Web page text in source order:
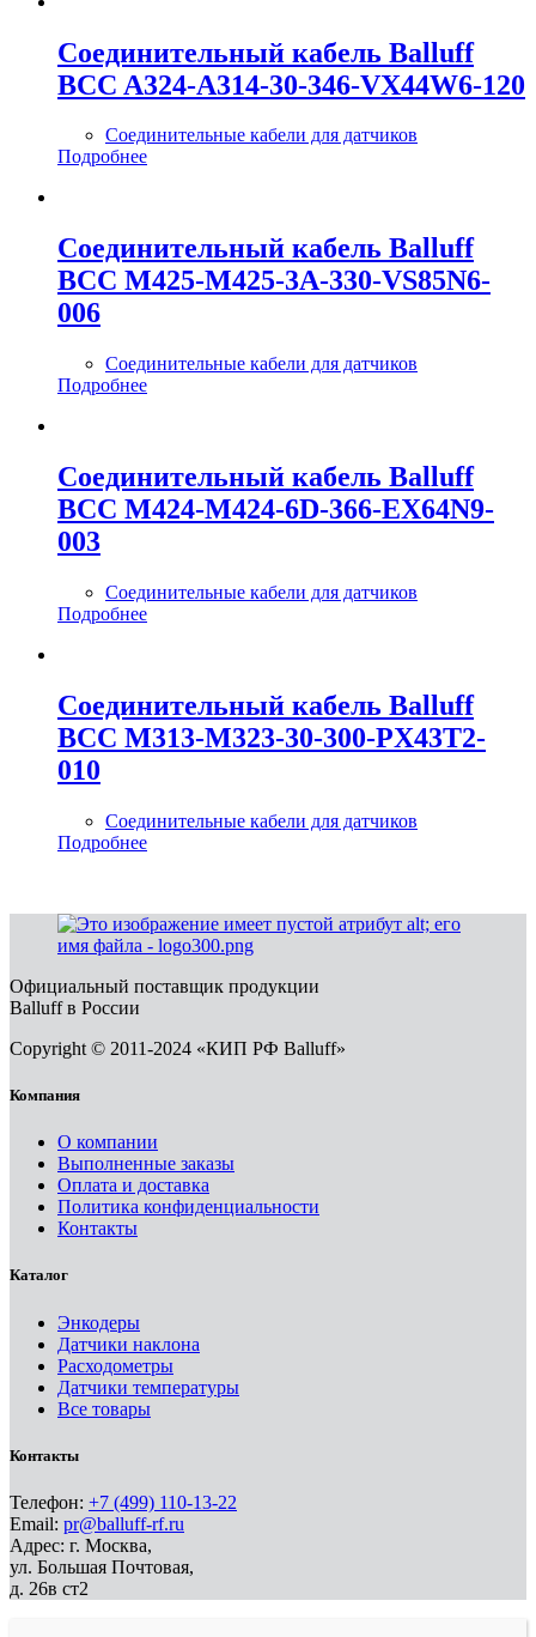
Соединительный кабель Balluff
BCC A324-A314-30-346-VX44W6-120
Соединительные кабели для датчиков
Подробнее
Соединительный кабель Balluff
BCC M425-M425-3A-330-VS85N6-
006
Соединительные кабели для датчиков
Подробнее
Соединительный кабель Balluff
BCC M424-M424-6D-366-EX64N9-
003
Соединительные кабели для датчиков
Подробнее
Соединительный кабель Balluff
BCC M313-M323-30-300-PX43T2-
010
Соединительные кабели для датчиков
Подробнее
Официальный поставщик продукции
Balluff в России
Copyright © 2011-2024 «КИП РФ Balluff»
Компания
О компании
Выполненные заказы
Оплата и доставка
Политика конфиденциальности
Контакты
Каталог
Энкодеры
Датчики наклона
Расходометры
Датчики температуры
Все товары
Контакты
Телефон: +7 (499) 110-13-22
Email: pr@balluff-rf.ru
Адрес: г. Москва,
ул. Большая Почтовая,
д. 26в ст2